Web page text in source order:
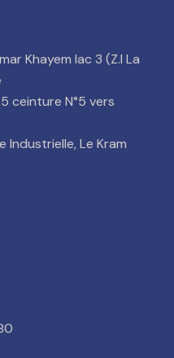
Khayem lac 3 (Z.I La
ceinture N°5 vers
Industrielle, Le Kram